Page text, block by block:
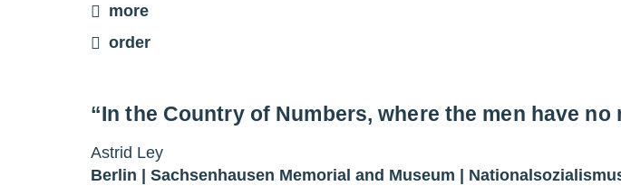
more
order
“In the Country of Numbers, where the men have no
Astrid Ley
Berlin | Sachsenhausen Memorial and Museum |